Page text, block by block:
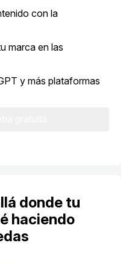
con la
marca en las
y más plataformas
donde tu
haciendo